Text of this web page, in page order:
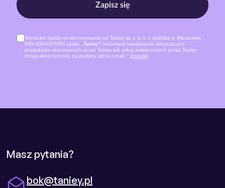
Zapisz się
Wyrażam zgodę na otrzymywanie od Taniey sp. z o. o. z siedzibą w Warszawie,
KRS 0001059034 (dalej: „Taniey”) informacji handlowych dotyczących
produktów oferowanych przez Taniey lub usług świadczonych przez Taniey
drogą elektroniczną, na podany adres e-mail. * (rozwiń)
Masz pytania?
bok@taniey.pl